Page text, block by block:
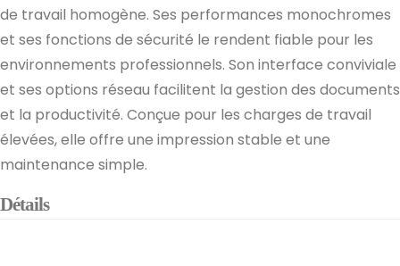
de travail homogène. Ses performances monochromes
et ses fonctions de sécurité le rendent fiable pour les
environnements professionnels. Son interface conviviale
et ses options réseau facilitent la gestion des documents
et la productivité. Conçue pour les charges de travail
élevées, elle offre une impression stable et une
maintenance simple.
Détails